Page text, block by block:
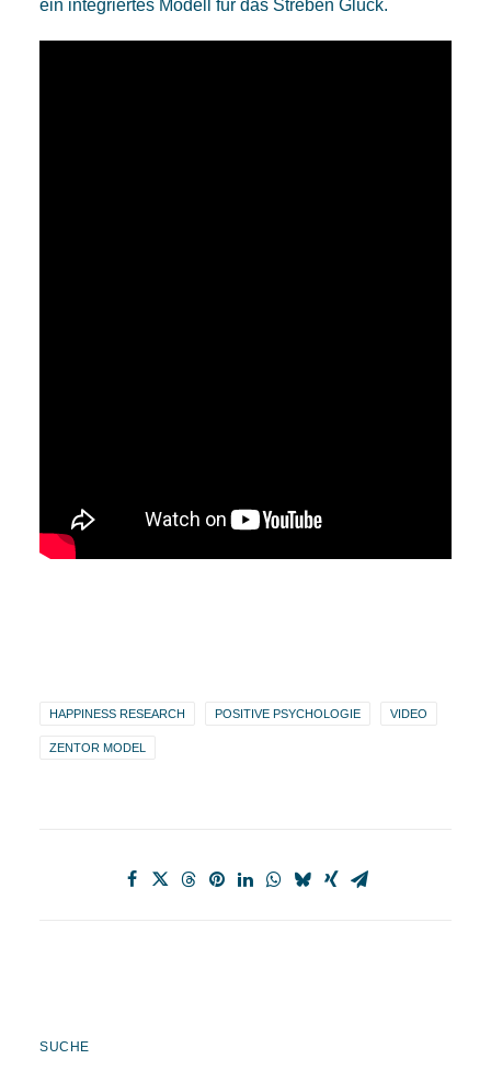
ein integriertes Modell für das Streben Glück.
HAPPINESS RESEARCH POSITIVE PSYCHOLOGIE VIDEO
ZENTOR MODEL
SUCHE